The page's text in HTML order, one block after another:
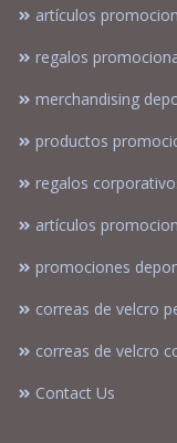
artículos
regalos
merchandising
productos
regalos
artículos
promociones
correas de velcro
correas de velcro
Contact Us